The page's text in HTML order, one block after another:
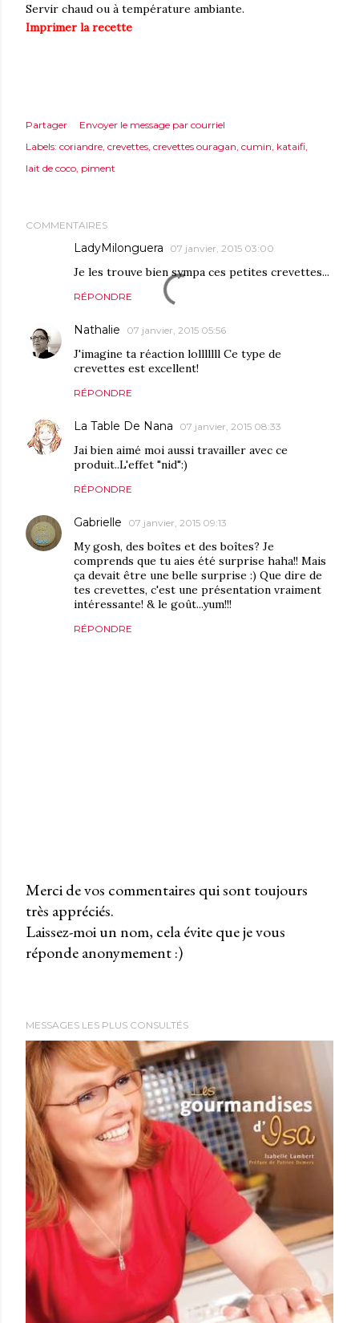
Servir chaud ou à température ambiante.
Imprimer la recette
Partager
Envoyer le message par courriel
Labels: coriandre crevettes crevettes ouragan cumin kataifi
lait de coco piment
COMMENTAIRES
LadyMilonguera 07 janvier, 2015 03:00
Je les trouve bien sympa ces petites crevettes...
RÉPONDRE
Nathalie 07 janvier, 2015 05:56
J'imagine ta réaction lolllllll Ce type de
crevettes est excellent!
RÉPONDRE
La Table De Nana 07 janvier, 2015 08:33
Jai bien aimé moi aussi travailler avec ce
produit..L'effet "nid":)
RÉPONDRE
Gabrielle 07 janvier, 2015 09:13
My gosh, des boîtes et des boîtes? Je
comprends que tu aies été surprise haha!! Mais
ça devait être une belle surprise :) Que dire de
tes crevettes, c'est une présentation vraiment
intéressante! & le goût...yum!!!
RÉPONDRE
P
u
b
r
u
n
c
o
m
m
e
n
t
a
i
r
e
Merci de vos commentaires qui sont toujours
très appréciés.
Laissez-moi un nom, cela évite que je vous
réponde anonymement :)
MESSAGES LES PLUS CONSULTÉS